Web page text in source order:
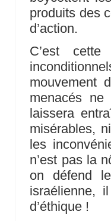
produits des
d’action.
C’est
mouvement
menacés
laissera
misérables,
les
n’est pas la
on défend
israélienne,
d’éthique !